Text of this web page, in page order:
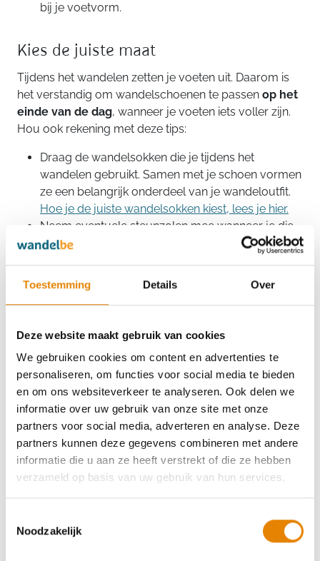
Toestemming Details Over
Deze website maakt gebruik van cookies
We gebruiken cookies om content en advertenties te
personaliseren, om functies voor social media te bieden
en om ons websiteverkeer te analyseren. Ook delen we
informatie over uw gebruik van onze site met onze
partners voor social media, adverteren en analyse. Deze
partners kunnen deze gegevens combineren met andere
informatie die u aan ze heeft verstrekt of die ze hebben
verzameld op basis van uw gebruik van hun services.
Noodzakelijk
bij je voetvorm.
Kies de juiste maat
Tijdens het wandelen zetten je voeten uit. Daarom is
het verstandig om wandelschoenen te passen op het
einde van de dag, wanneer je voeten iets voller zijn.
Hou ook rekening met deze tips:
Draag de wandelsokken die je tijdens het
wandelen gebruikt. Samen met je schoen vormen
ze een belangrijk onderdeel van je wandeloutfit.
Hoe je de juiste wandelsokken kiest, lees je hier.
Neem eventuele steunzolen mee wanneer je die
draagt.
voor je tenen.
Wandel enkele minuten rond in de winkel en test
Waterdicht of liever extra ademend?